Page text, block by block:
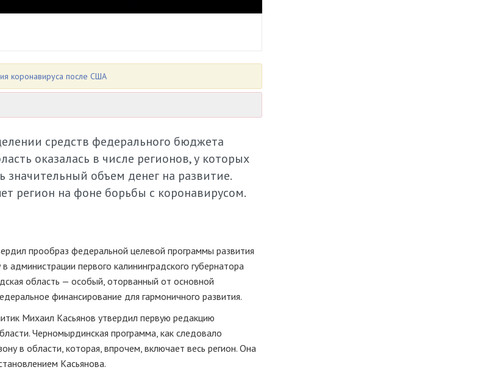
коронавируса после США
средств федерального бюджета
оказалась в числе регионов, у которых
объем денег на развитие.
регион на фоне борьбы с коронавирусом.
прообраз федеральной целевой программы развития
первого калининградского губернатора
область — особый, оторванный от основной
финансирование для гармоничного развития.
Михаил Касьянов утвердил первую редакцию
Черномырдинская программа, как следовало
в области, которая, впрочем, включает весь регион. Она
Касьянова.